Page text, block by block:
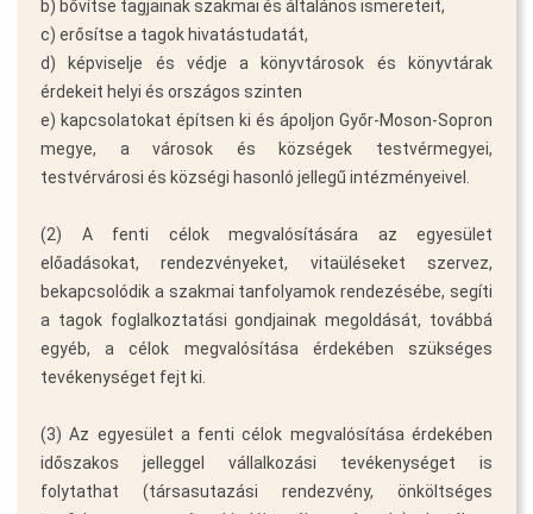
b) bővítse tagjainak szakmai és általános ismereteit,
c) erősítse a tagok hivatástudatát,
d) képviselje és védje a könyvtárosok és könyvtárak
érdekeit helyi és országos szinten
e) kapcsolatokat építsen ki és ápoljon Győr-Moson-Sopron
megye, a városok és községek testvérmegyei,
testvérvárosi és községi hasonló jellegű intézményeivel.
(2) A fenti célok megvalósítására az egyesület
előadásokat, rendezvényeket, vitaüléseket szervez,
bekapcsolódik a szakmai tanfolyamok rendezésébe, segíti
a tagok foglalkoztatási gondjainak megoldását, továbbá
egyéb, a célok megvalósítása érdekében szükséges
tevékenységet fejt ki.
(3) Az egyesület a fenti célok megvalósítása érdekében
időszakos jelleggel vállalkozási tevékenységet is
folytathat (társasutazási rendezvény, önköltséges